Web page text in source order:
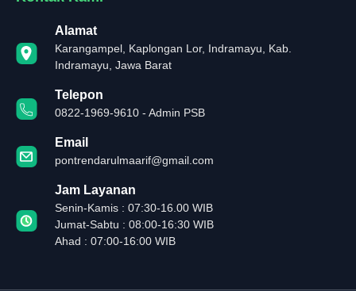
Alamat
Karangampel, Kaplongan Lor, Indramayu, Kab.
Indramayu, Jawa Barat
Telepon
0822-1969-9610 - Admin PSB
Email
pontrendarulmaarif@gmail.com
Jam Layanan
Senin-Kamis : 07:30-16.00 WIB
Jumat-Sabtu : 08:00-16:30 WIB
Ahad : 07:00-16:00 WIB